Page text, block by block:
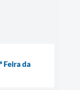
Feira da